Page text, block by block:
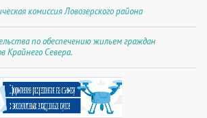
комиссия Ловозерского района
по обеспечению жильем граждан
Крайнего Севера.